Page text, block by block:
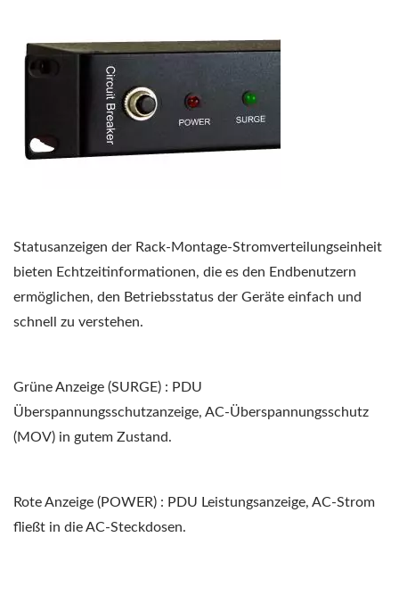
Statusanzeigen der Rack-Montage-Stromverteilungseinheit
bieten Echtzeitinformationen, die es den Endbenutzern
ermöglichen, den Betriebsstatus der Geräte einfach und
schnell zu verstehen.
Grüne Anzeige (SURGE) : PDU
Überspannungsschutzanzeige, AC-Überspannungsschutz
(MOV) in gutem Zustand.
Rote Anzeige (POWER) : PDU Leistungsanzeige, AC-Strom
fließt in die AC-Steckdosen.